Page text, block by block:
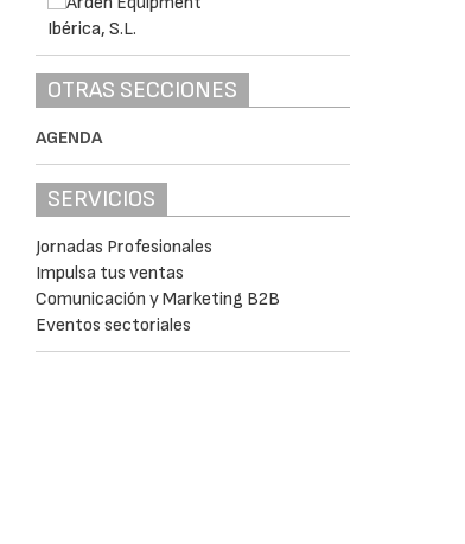
OTRAS SECCIONES
AGENDA
SERVICIOS
Jornadas Profesionales
Impulsa tus ventas
Comunicación y Marketing B2B
Eventos sectoriales